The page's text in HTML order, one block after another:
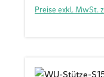
Preise exkl. MwSt.